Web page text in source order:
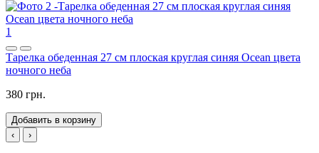
1
Тарелка обеденная 27 см плоская круглая синяя Ocean цвета
ночного неба
380 грн.
Добавить в корзину
‹
›